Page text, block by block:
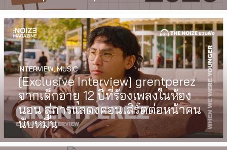
[Exclusive Interview] grentperez
จากเด็กอายุ 12 ปีที่ร้องเพลงในห้อง
นอน สู่การแสดงคอนเสิร์ตต่อหน้าคน
นับหมื่น
INTERVIEW,MUSIC
I Wish You All the Best เรื่องราวของ
วัยรุ่นนอนไบนารี่ กับครอบครัวที่เขา
เลือกได้เอง ผลงานการกำกับ
ภาพยนตร์เรื่องแรกของ Tommy
Dorfman
WATCH,LGBTQIAN+